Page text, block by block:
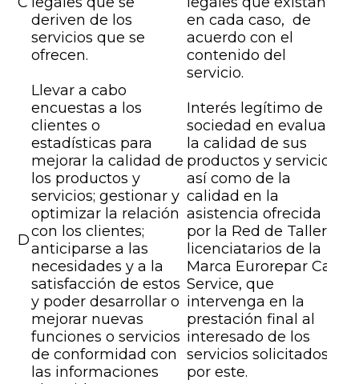
deriven de los
servicios que se
ofrecen.
en cada caso, de
acuerdo con el
contenido del
servicio.
D
Llevar a cabo
encuestas a los
clientes o
estadísticas para
mejorar la calidad de
los productos y
servicios; gestionar y
optimizar la relación
con los clientes;
anticiparse a las
necesidades y a la
satisfacción de estos
y poder desarrollar o
mejorar nuevas
funciones o servicios
de conformidad con
las informaciones
Interés legítimo de la
sociedad en evaluar
la calidad de sus
productos y servicios,
así como de la
calidad en la
asistencia ofrecida
por la Red de Talleres
licenciatarios de la
Marca Eurorepar Car
Service, que
intervenga en la
prestación final al
interesado de los
servicios solicitados
por este.